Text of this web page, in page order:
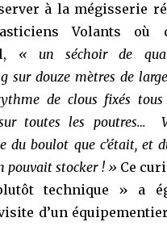
à la mégisserie
Volants où
« un séchoir de
sur douze mètres de
de clous fixés
toutes les poutres…
du boulot que c’était, et
pouvait stocker ! » Ce
technique » a
d’un